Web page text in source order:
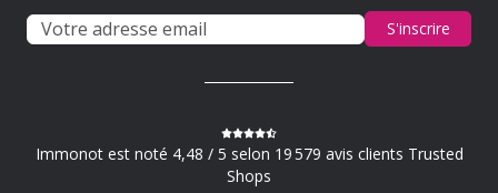
S'inscrire
Immonot est noté 4,48 / 5 selon 19 579 avis clients Trusted
Shops